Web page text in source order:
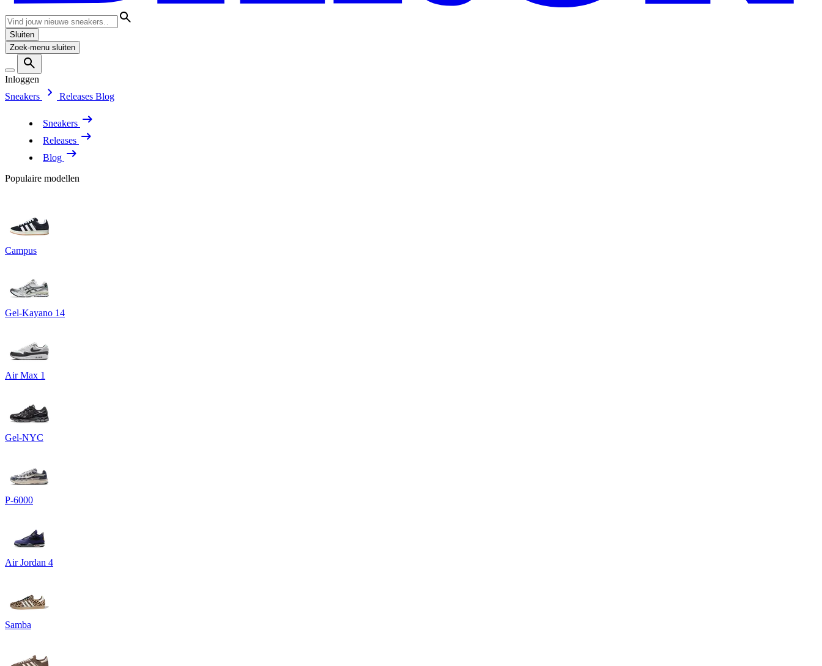
Sluiten
Zoek-menu sluiten
Inloggen
Sneakers
Releases Blog
Sneakers
Releases
Blog
Populaire modellen
Campus
Gel-Kayano 14
Air Max 1
Gel-NYC
P-6000
Air Jordan 4
Samba